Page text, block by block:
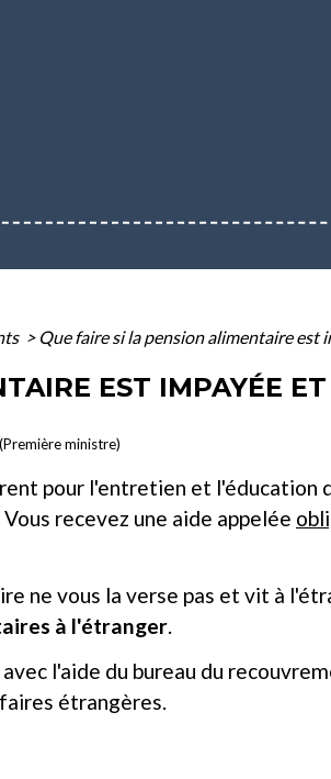
> Que faire si la pension alimentaire est
EST IMPAYÉE
ministre)
pour l'entretien et l'éducation
Vous recevez une aide appelée
ne vous la verse pas et vit à
à l'étranger.
l'aide du bureau du
étrangères.